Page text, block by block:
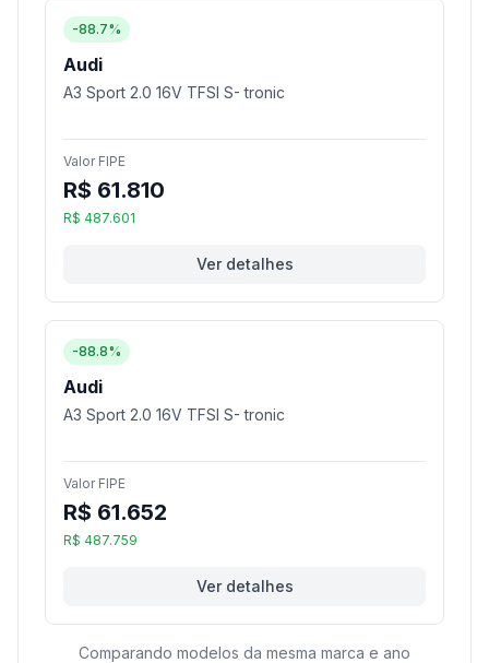
-88.7%
Audi
A3 Sport 2.0 16V TFSI S- tronic
Valor FIPE
R$ 61.810
R$ 487.601
Ver detalhes
-88.8%
Audi
A3 Sport 2.0 16V TFSI S- tronic
Valor FIPE
R$ 61.652
R$ 487.759
Ver detalhes
Comparando modelos da mesma marca e ano